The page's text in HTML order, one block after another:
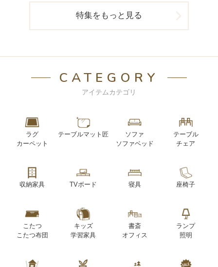
特集をもっと見る
CATEGORY
アイテムカテゴリ
ラグ
カーペット
テーブルマット匠
ソファ
ソファベッド
テーブル
チェア
収納家具 TVボード 寝具 座椅子
こたつ
こたつ布団
キッズ
学習家具
書斎
オフィス
ランプ
照明